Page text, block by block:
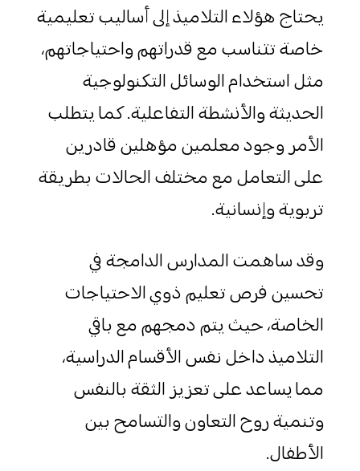
يحتاج هؤلاء التلاميذ إلى أساليب تعليمية
خاصة تتناسب مع قدراتهم واحتياجاتهم،
مثل استخدام الوسائل التكنولوجية
الحديثة والأنشطة التفاعلية. كما يتطلب
الأمر وجود معلمين مؤهلين قادرين
على التعامل مع مختلف الحالات بطريقة
تربوية وإنسانية.
وقد ساهمت المدارس الدامجة في
تحسين فرص تعليم ذوي الاحتياجات
الخاصة، حيث يتم دمجهم مع باقي
التلاميذ داخل نفس الأقسام الدراسية،
مما يساعد على تعزيز الثقة بالنفس
وتنمية روح التعاون والتسامح بين
الأطفال.